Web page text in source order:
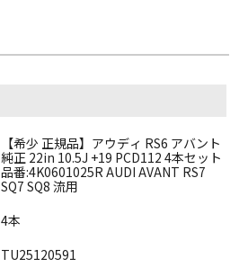
【希少 正規品】アウディ RS6 アバント
純正 22in 10.5J +19 PCD112 4本セット
品番:4K0601025R AUDI AVANT RS7
SQ7 SQ8 流用
4本
TU25120591